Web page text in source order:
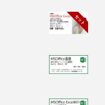
セット